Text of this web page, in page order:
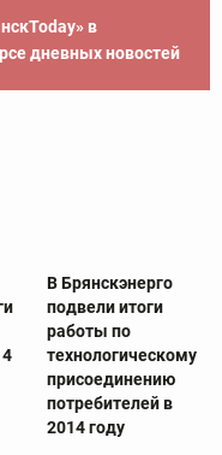
в
дневных новостей
В Брянскэнерго
подвели итоги
работы по
технологическому
присоединению
потребителей в
2014 году